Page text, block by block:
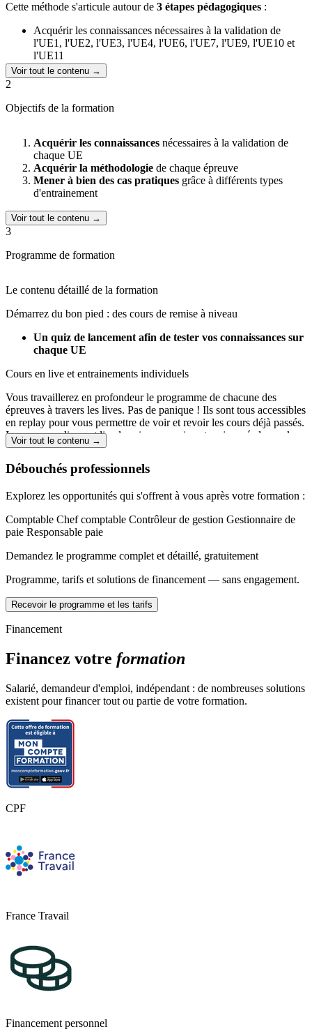
Cette méthode s'articule autour de 3 étapes pédagogiques :
Acquérir les connaissances nécessaires à la validation de
l'UE1, l'UE2, l'UE3, l'UE4, l'UE6, l'UE7, l'UE9, l'UE10 et
l'UE11
Acquérir la méthodologie de chaque épreuve
Mener à bien des cas pratiques grâce à différents types
Notre préparation
pouvezaccéder à notre plateforme de cours à tout moment
depuis votre PC ou mobile et vos copies et corrections sont
disponibles en ligne.
Vous n’avez pas pu suivre le cours en live ? Pas d’inquiétude, il est
Avec ProCompta,vous pouvez ainsi concilier vos impératifs
quotidiens avec votre préparation au DCG
Les avantages de notre préparation aux épreuves du DCG :
Des cours en direct avec des enseignants spécialistes du DCG
Une préparation axée sur la méthodologie et l'entraînement
personnalisées
Accompagnement et réponse à toutes vos questions par vos
Entraide et groupes de travail au sein de la promo
Voir tout le contenu →
2
Objectifs de la formation
Acquérir les connaissances nécessaires à la validation de
chaque UE
Acquérir la méthodologie de chaque épreuve
Mener à bien des cas pratiques grâce à différents types
d'entrainement
Voir tout le contenu →
3
Programme de formation
Le contenu détaillé de la formation
Démarrez du bon pied : des cours de remise à niveau
Un quiz de lancement afin de tester vos connaissances sur
chaque UE
Cours en live et entrainements individuels
Vous travaillerez en profondeur le programme de chacune des
épreuves à travers les lives. Pas de panique ! Ils sont tous accessibles
en replay pour vous permettre de voir et revoir les cours déjà passés.
Les cours en live ont lieu le soir en semaine et en journée le week-
end, et sont disponibles 24h/24 en replay. Durant le live, vous
pouvez échanger à tout moment avec les professeurs via la
messagerie.
Les vidéos de cours
Une bibliothèque de vidéos courtesmises en ligne
périodiquement et dans lesquelles nos professeurs spécialistes
notions essentielles du programme.
synthétiques et de cas pratiquessous forme de QCM et/ou
QRC vous permettent de mettre rapidement en pratique les
notions acquises depuis la vidéo de cours.
Des lives de méthodologie et d'entrainement
Des cours en directsur la méthodologie des épreuves et
d'entraînement sur tous les thèmes du programme pour vous
permettre de réviser efficacement.
Des dossiers d'entraînement originaux "type DCG"
Des dossiers ciblés sur les différentes parties du
programme
votre rythme.
Des corrigés-types complets
entraîner en autonomie en supplément des exercices vus en
cours et en live.
Des contrôles pour lancer la phase d'entrainement
Vous aurez connaissance des thèmes en avance afin de vous
pour revenir sur les principales difficultés rencontrées sur le
sujet.
Des épreuves blanches en conditions réelles d'examen
professeurs vous préparent des épreuves blanches type DCG.
Voir tout le contenu →
Débouchés professionnels
Explorez les opportunités qui s'offrent à vous après votre formation :
Comptable Chef comptable Contrôleur de gestion Gestionnaire de
paie Responsable paie
Demandez le programme complet et détaillé, gratuitement
Programme, tarifs et solutions de financement — sans engagement.
Recevoir le programme et les tarifs
Financement
Financez votre formation
Salarié, demandeur d'emploi, indépendant : de nombreuses solutions
existent pour financer tout ou partie de votre formation.
CPF
France Travail
Financement personnel